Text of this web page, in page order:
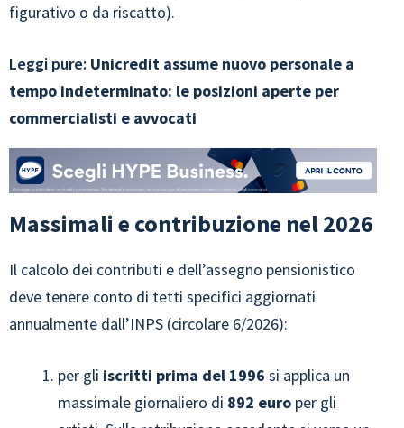
figurativo o da riscatto).
Leggi pure: Unicredit assume nuovo personale a
tempo indeterminato: le posizioni aperte per
commercialisti e avvocati
Massimali e contribuzione nel 2026
Il calcolo dei contributi e dell’assegno pensionistico
deve tenere conto di tetti specifici aggiornati
annualmente dall’INPS (circolare 6/2026):
per gli iscritti prima del 1996 si applica un
massimale giornaliero di 892 euro per gli